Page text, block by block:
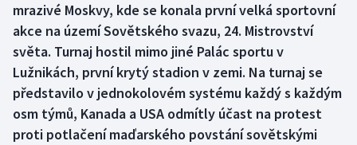
Box
Curling
Dostihy
Florbal
mrazivé Moskvy, kde se konala první velká sportovní
akce na území Sovětského svazu, 24. Mistrovství
světa. Turnaj hostil mimo jiné Palác sportu v
Lužnikách, první krytý stadion v zemi. Na turnaj se
představilo v jednokolovém systému každý s každým
osm týmů, Kanada a USA odmítly účast na protest
proti potlačení maďarského povstání sovětskými